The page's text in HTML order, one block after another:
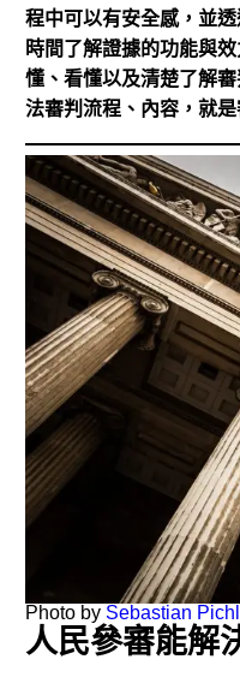
程中可以有安全感，並
時間了解證據的功能與
懂、看懂以及清楚了解
法審判流程、內容，就是
Photo by Sebastian
人民參審能解